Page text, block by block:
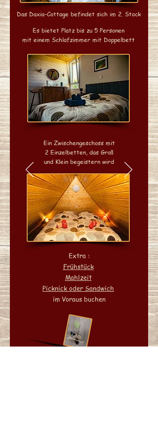
Das Daxia-Cottage befindet sich im 2. Stock
Es bietet Platz bis zu 5 Personen
mit einem Schlafzimmer mit Doppelbett
Ein Zwischengeschoss mit
2 Einzelbetten, das Groß
und Klein begeistern wird
Extra :
Frühstück
Mahlzeit
Picknick oder Sandwich
im Voraus buchen